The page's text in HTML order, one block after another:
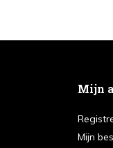
Mijn
Mijn